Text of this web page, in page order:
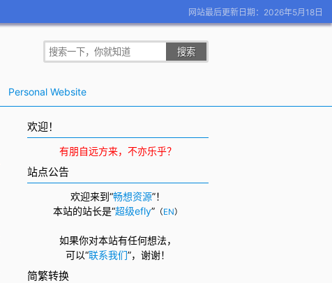
网站最后更新日期：2026年5月18日
Personal Website
欢迎！
有朋自远方来，不亦乐乎？
站点公告
欢迎来到“畅想资源”！
本站的站长是“超级efly” （EN）
如果你对本站有任何想法，
可以“联系我们”， 谢谢！
简繁转换